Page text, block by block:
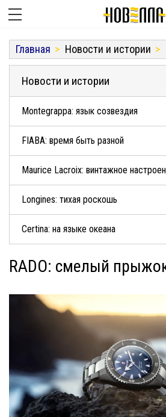
Главная Новости и истории
Новости и истории
Montegrappa: язык созвездия
FIABA: время быть разной
Maurice Lacroix: винтажное
Longines: тихая роскошь
Certina: на языке океана
RADO: смелый